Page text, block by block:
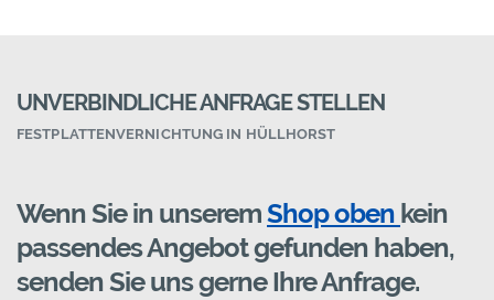
UNVERBINDLICHE ANFRAGE STELLEN
FESTPLATTENVERNICHTUNG IN HÜLLHORST
Wenn Sie in unseremShop oben kein
passendes Angebot gefunden haben,
senden Sie uns gerne Ihre Anfrage.